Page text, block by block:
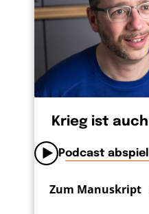
Krieg ist
Podcast
Zum Manuskript